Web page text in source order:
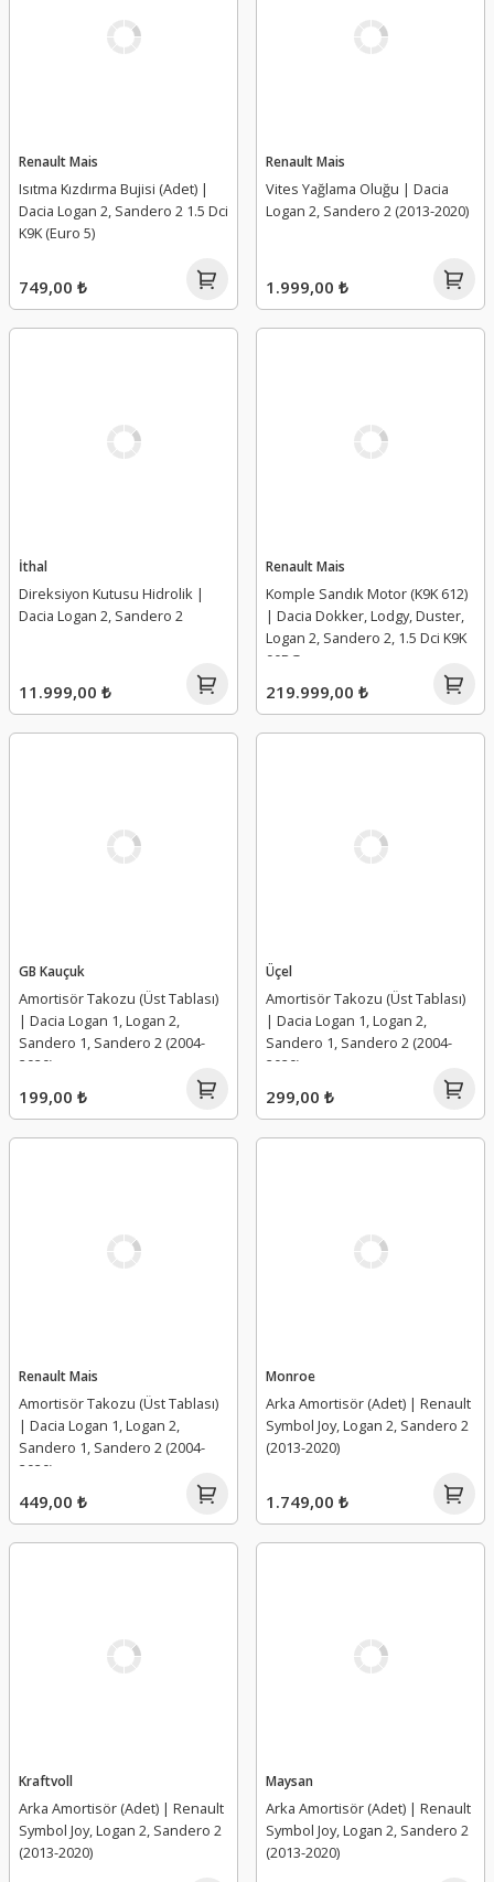
Renault Mais
Isıtma Kızdırma Bujisi (Adet) |
Dacia Logan 2, Sandero 2 1.5 Dci
K9K (Euro 5)
749,00 ₺
Renault Mais
Vites Yağlama Oluğu | Dacia
Logan 2, Sandero 2 (2013-2020)
1.999,00 ₺
İthal
Direksiyon Kutusu Hidrolik |
Dacia Logan 2, Sandero 2
11.999,00 ₺
Renault Mais
Komple Sandık Motor (K9K 612)
| Dacia Dokker, Lodgy, Duster,
Logan 2, Sandero 2, 1.5 Dci K9K
90BG
219.999,00 ₺
GB Kauçuk
Amortisör Takozu (Üst Tablası)
| Dacia Logan 1, Logan 2,
Sandero 1, Sandero 2 (2004-
2020)
199,00 ₺
Üçel
Amortisör Takozu (Üst Tablası)
| Dacia Logan 1, Logan 2,
Sandero 1, Sandero 2 (2004-
2020)
299,00 ₺
Renault Mais
Amortisör Takozu (Üst Tablası)
| Dacia Logan 1, Logan 2,
Sandero 1, Sandero 2 (2004-
2020)
449,00 ₺
Monroe
Arka Amortisör (Adet) | Renault
Symbol Joy, Logan 2, Sandero 2
(2013-2020)
1.749,00 ₺
Kraftvoll
Arka Amortisör (Adet) | Renault
Symbol Joy, Logan 2, Sandero 2
(2013-2020)
Maysan
Arka Amortisör (Adet) | Renault
Symbol Joy, Logan 2, Sandero 2
(2013-2020)